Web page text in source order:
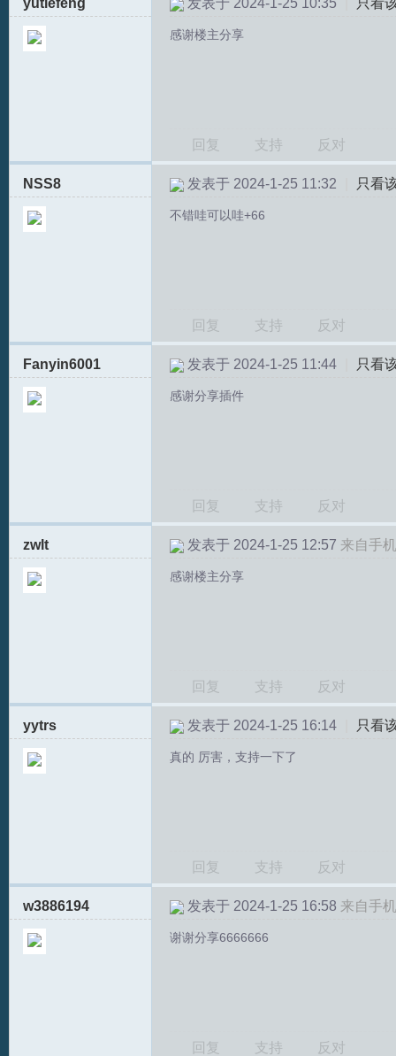
yutiefeng 发表于 2024-1-25 10:35 只看
感谢楼主分享
回复 支持 反对
NSS8 发表于 2024-1-25 11:32 只看
不错哇可以哇+66
回复 支持 反对
Fanyin6001 发表于 2024-1-25 11:44 只看
感谢分享插件
回复 支持 反对
zwlt 发表于 2024-1-25 12:57 来自手机
感谢楼主分享
回复 支持 反对
yytrs 发表于 2024-1-25 16:14 只看
真的 厉害，支持一下了
回复 支持 反对
w3886194 发表于 2024-1-25 16:58 来自手机
谢谢分享6666666
回复 支持 反对